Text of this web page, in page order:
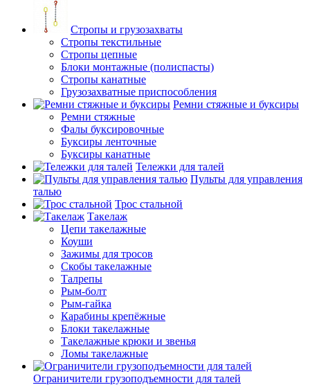
Стропы и грузозахваты
Стропы текстильные
Стропы цепные
Блоки монтажные (полиспасты)
Стропы канатные
Грузозахватные приспособления
Ремни стяжные и буксиры
Ремни стяжные
Фалы буксировочные
Буксиры ленточные
Буксиры канатные
Тележки для талей
Пульты для управления
талью
Трос стальной
Такелаж
Цепи такелажные
Коуши
Зажимы для тросов
Скобы такелажные
Талрепы
Рым-болт
Рым-гайка
Карабины крепёжные
Блоки такелажные
Такелажные крюки и звенья
Ломы такелажные
Ограничители грузоподъемности для талей